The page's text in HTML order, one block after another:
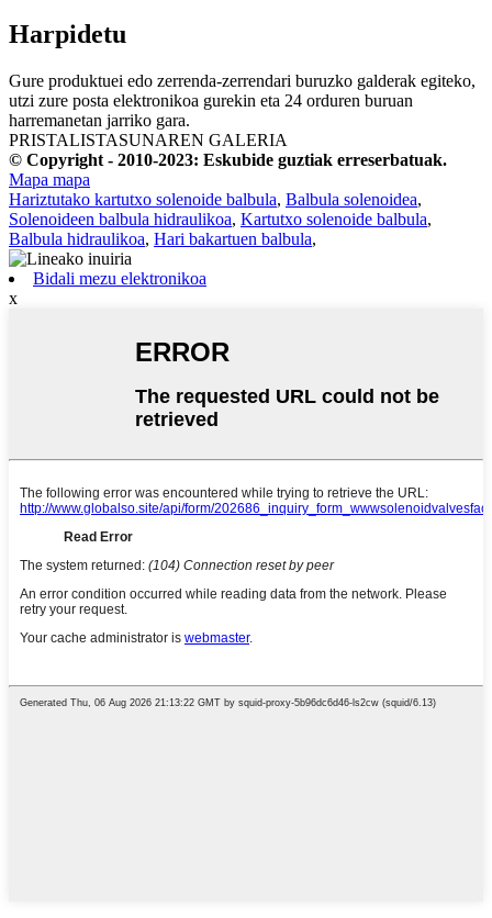
Harpidetu
Gure produktuei edo zerrenda-zerrendari buruzko galderak egiteko,
utzi zure posta elektronikoa gurekin eta 24 orduren buruan
harremanetan jarriko gara.
PRISTALISTASUNAREN GALERIA
© Copyright - 2010-2023: Eskubide guztiak erreserbatuak.
Mapa mapa
Hariztutako kartutxo solenoide balbula, Balbula solenoidea,
Solenoideen balbula hidraulikoa, Kartutxo solenoide balbula,
Balbula hidraulikoa, Hari bakartuen balbula,
Bidali mezu elektronikoa
x